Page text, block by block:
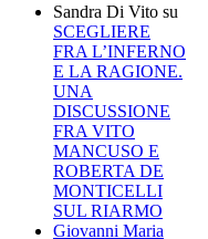
Sandra Di Vito su
SCEGLIERE
FRA L’INFERNO
E LA RAGIONE.
UNA
DISCUSSIONE
FRA VITO
MANCUSO E
ROBERTA DE
MONTICELLI
SUL RIARMO
Giovanni Maria